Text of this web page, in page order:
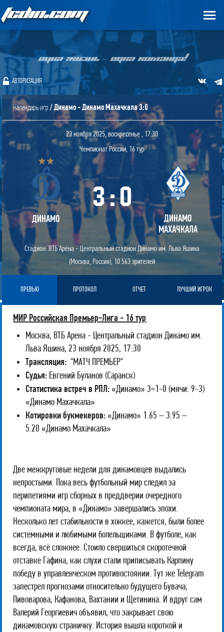
FCDIN.COM
ОДНА ЖИЗНЬ – ОДНА КОМАНДА!
АВТОРИЗАЦИЯ
Календарь игр / Динамо - Динамо Махачкала 3:0
23 ноября 2025, воскресенье , 17:30
Чемпионат России, 16 тур
ДИНАМО
3:0
ДИНАМО
МАХАЧКАЛА
Стадион: ВТБ Арена - Центральный стадион Динамо им. Льва Яшина
(Москва, Россия), 10 563 зрителей
ПРЕВЬЮ ПРОТОКОЛ ОТЧЕТ ЛУЧШИЙ ИГРОК
МИР Российская Премьер-Лига - 16 тур
Москва, ВТБ Арена - Центральный стадион Динамо им.
Льва Яшина, 23 ноября 2025, 17:30
Трансляция: "МАТЧ ПРЕМЬЕР"
Судья: Евгений Буланов (Саранск)
Статистика встреч в РПЛ: «Динамо» 3=1-0 (мячи: 9-3)
«Динамо Махачкала»
Котировки букмекеров: «Динамо» 1.65 – 3.95 –
5.20 «Динамо Махачкала»
Две межкруговые недели для динамовцев выдались
непростыми. Пока весь футбольный мир следил за
перипетиями игр сборных в преддверии очередного
чемпионата мира, в «Динамо» завершались эпохи.
Несколько лет стабильности в хоккее, кажется, были более
системными и любимыми болельщиками. В футболе, как
всегда, всё сложнее. Стоило свершиться скоротечной
отставке Гафина, как слухи стали приписывать Карпину
победу в управленческом противостоянии. Тут же Telegram
запестрел прогнозами относительно будущего Бувача,
Пивоварова, Кафанова, Вахтании и Щетинина. И вдруг сам
Валерий Георгиевич объявил, что закрывает свою
динамовскую страничку. История вышла короткой и